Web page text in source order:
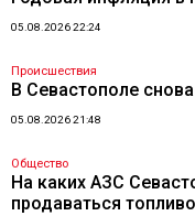
05.08.2026 22:24
Происшествия
В Севастополе
05.08.2026 21:48
Общество
На каких АЗС
продаваться